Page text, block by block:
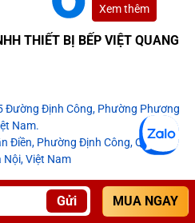
Xem thêm
THIẾT BỊ BẾP VIỆT QUANG
Đường Định Công, Phường Phương
Nam.
Điền, Phường Định Công, Quận
Nội, Việt Nam
Gửi MUA NGAY